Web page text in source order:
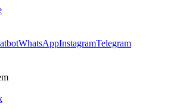
WhatsAppInstagramTelegram